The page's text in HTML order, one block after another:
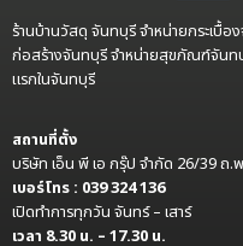
ร้านบ้านวัสดุ จันทบุรี จำหน่ายกระเบื้
ก่อสร้างจันทบุรี จำหน่ายสุขภัณฑ์จัน
แรกในจันทบุรี
สถานที่ตั้ง
บริษัท เอ็น พี เอ กรุ๊ป จำกัด 26/39 ถ.
เบอร์โทร : 039 324 136
เปิดทำการทุกวัน จันทร์ – เสาร์
เวลา 8.30 น. – 17.30 น.